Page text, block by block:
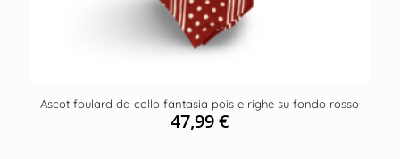
Ascot foulard da collo fantasia pois e righe su fondo rosso
47,99€